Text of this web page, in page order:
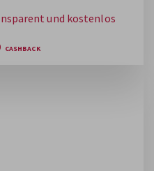
und kostenlos